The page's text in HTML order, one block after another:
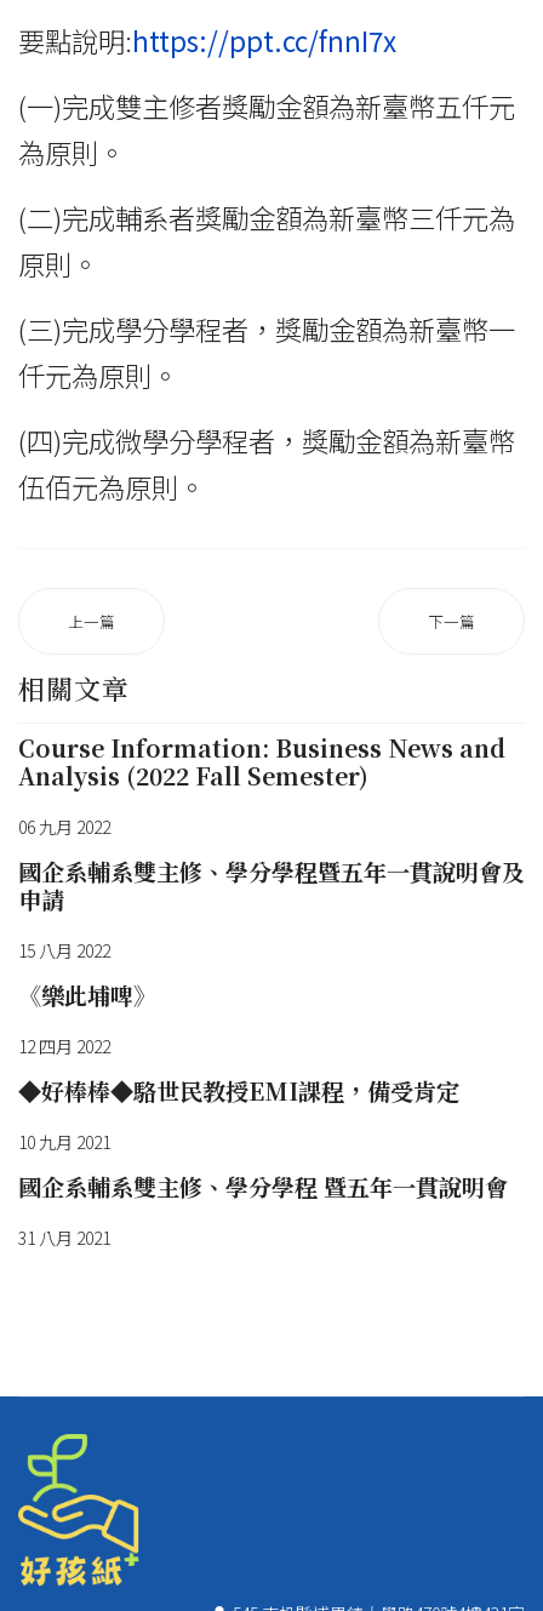
要點說明:https://ppt.cc/fnnI7x
(一)完成雙主修者獎勵金額為新臺幣五仟元
為原則。
(二)完成輔系者獎勵金額為新臺幣三仟元為
原則。
(三)完成學分學程者，獎勵金額為新臺幣一
仟元為原則。
(四)完成微學分學程者，獎勵金額為新臺幣
伍佰元為原則。
上一篇 下一篇
相關文章
Course Information: Business News and
Analysis (2022 Fall Semester)
06 九月 2022
國企系輔系雙主修、學分學程暨五年一貫說明會及
申請
15 八月 2022
《樂此埔啤》
12 四月 2022
◆好棒棒◆駱世民教授EMI課程，備受肯定
10 九月 2021
國企系輔系雙主修、學分學程 暨五年一貫說明會
31 八月 2021